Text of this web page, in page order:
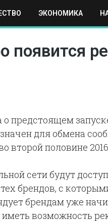
ЭКОНОМИКА
СПОРТ МОСКВА
появится
о предстоящем
для обмена
второй половине
сети будут
брендов, с
брендам уже
возможность